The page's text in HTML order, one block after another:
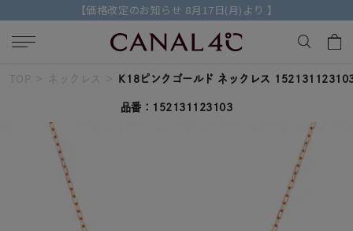
【価格改定のお知らせ 8月17日(月)より 】
キーワードで検索する
人気検索キーワード
#エタニティ
#ダイヤモンド ネックレス
TOP ネックレス K18ピンクゴールド ネックレス
品番：152131123103